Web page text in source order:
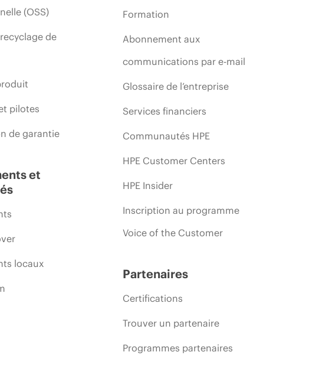
(OSS)
de
pilotes
de garantie
et
locaux
Formation
Abonnement aux
communications par e-mail
Glossaire de l’entreprise
Services financiers
Communautés HPE
HPE Customer Centers
HPE Insider
Inscription au programme
Voice of the Customer
Partenaires
Certifications
Trouver un partenaire
Programmes partenaires